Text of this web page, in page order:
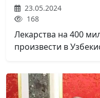
23.05.2024
168
Лекарства на 400
произвести в